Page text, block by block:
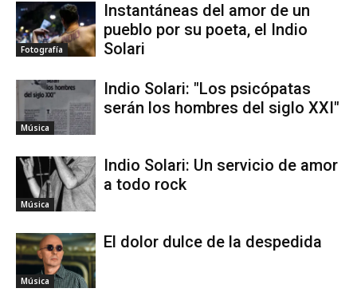
Fotografía
Instantáneas del amor de un
pueblo por su poeta, el Indio
Solari
Música
Indio Solari: "Los psicópatas
serán los hombres del siglo XXI"
Música
Indio Solari: Un servicio de amor
a todo rock
Música
El dolor dulce de la despedida